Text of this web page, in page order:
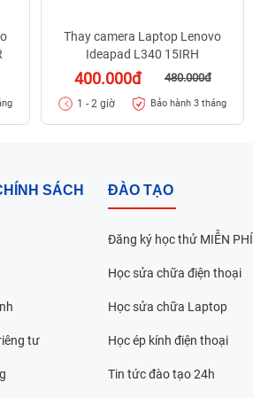
Thay camera Laptop Lenovo
Ideapad L340 15IRH
400.000đ 480.000đ
1 - 2 giờ Bảo hành 3 tháng
SÁCH
tư
ĐÀO TẠO
Đăng ký học thử MIỄN PHÍ
Học sửa chữa điện thoại
Học sửa chữa Laptop
Học ép kính điện thoại
Tin tức đào tạo 24h